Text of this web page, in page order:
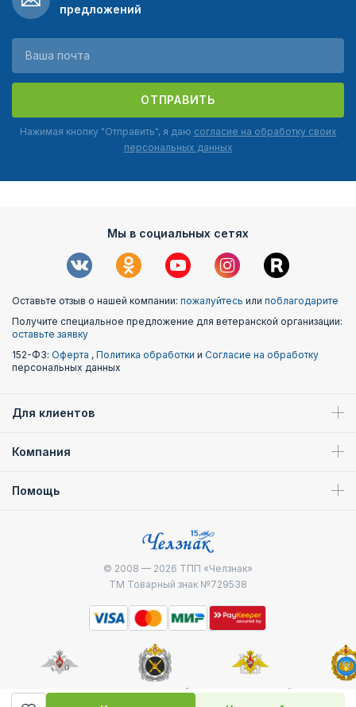
предложений
ОТПРАВИТЬ
Нажимая кнопку "Отправить", я даю согласие на обработку своих
персональных данных
Мы в социальных сетях
Оставьте отзыв о нашей компании: пожалуйтесь или поблагодарите
Получите специальное предложение для ветеранской организации:
оставьте заявку
152-ФЗ: Оферта , Политика обработки и Согласие на обработку
персональных данных
Для клиентов
Компания
Помощь
© 2008 — 2026 ТПП «Челзнак»
ТМ Товарный знак №729538
Министерство
Генштаб ВС РФ
Военно-морской